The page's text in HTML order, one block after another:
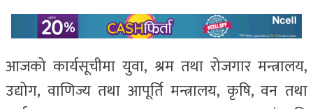
आजको कार्यसूचीमा युवा, श्रम तथा रोजगार मन्त्रालय,
उद्योग, वाणिज्य तथा आपूर्ति मन्त्रालय, कृषि, वन तथा